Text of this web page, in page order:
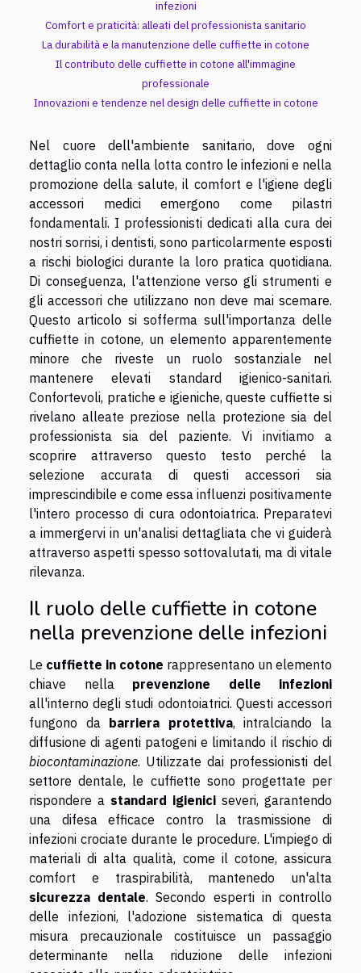
infezioni
Comfort e praticità: alleati del professionista sanitario
La durabilità e la manutenzione delle cuffiette in cotone
Il contributo delle cuffiette in cotone all'immagine
professionale
Innovazioni e tendenze nel design delle cuffiette in cotone
Nel cuore dell'ambiente sanitario, dove ogni
dettaglio conta nella lotta contro le infezioni e nella
promozione della salute, il comfort e l'igiene degli
accessori medici emergono come pilastri
fondamentali. I professionisti dedicati alla cura dei
nostri sorrisi, i dentisti, sono particolarmente esposti
a rischi biologici durante la loro pratica quotidiana.
Di conseguenza, l'attenzione verso gli strumenti e
gli accessori che utilizzano non deve mai scemare.
Questo articolo si sofferma sull'importanza delle
cuffiette in cotone, un elemento apparentemente
minore che riveste un ruolo sostanziale nel
mantenere elevati standard igienico-sanitari.
Confortevoli, pratiche e igieniche, queste cuffiette si
rivelano alleate preziose nella protezione sia del
professionista sia del paziente. Vi invitiamo a
scoprire attraverso questo testo perché la
selezione accurata di questi accessori sia
imprescindibile e come essa influenzi positivamente
l'intero processo di cura odontoiatrica. Preparatevi
a immergervi in un'analisi dettagliata che vi guiderà
attraverso aspetti spesso sottovalutati, ma di vitale
rilevanza.
Il ruolo delle cuffiette in cotone
nella prevenzione delle infezioni
Le cuffiette in cotone rappresentano un elemento
chiave nella prevenzione delle infezioni
all'interno degli studi odontoiatrici. Questi accessori
fungono da barriera protettiva, intralciando la
diffusione di agenti patogeni e limitando il rischio di
biocontaminazione. Utilizzate dai professionisti del
settore dentale, le cuffiette sono progettate per
rispondere a standard igienici severi, garantendo
una difesa efficace contro la trasmissione di
infezioni crociate durante le procedure. L'impiego di
materiali di alta qualità, come il cotone, assicura
comfort e traspirabilità, mantenedo un'alta
sicurezza dentale. Secondo esperti in controllo
delle infezioni, l'adozione sistematica di questa
misura precauzionale costituisce un passaggio
determinante nella riduzione delle infezioni